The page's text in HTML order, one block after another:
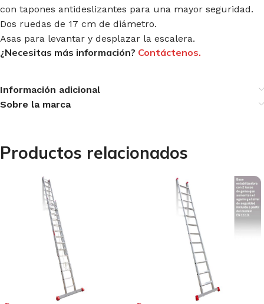
con tapones antideslizantes para una mayor seguridad.
Dos ruedas de 17 cm de diámetro.
Asas para levantar y desplazar la escalera.
¿Necesitas más información? Contáctenos.
Información adicional
Sobre la marca
Productos relacionados